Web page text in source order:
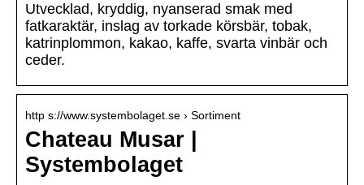
Utvecklad, kryddig, nyanserad smak med
fatkaraktär, inslag av torkade körsbär, tobak,
katrinplommon, kakao, kaffe, svarta vinbär och
ceder.
http s://www.systembolaget.se › Sortiment
Chateau Musar |
Systembolaget